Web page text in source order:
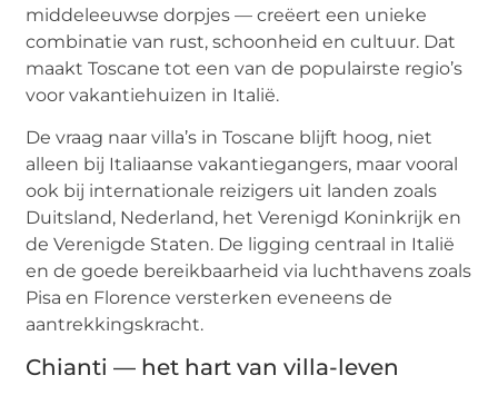
middeleeuwse dorpjes — creëert een unieke
combinatie van rust, schoonheid en cultuur. Dat
maakt Toscane tot een van de populairste regio’s
voor vakantiehuizen in Italië.
De vraag naar villa’s in Toscane blijft hoog, niet
alleen bij Italiaanse vakantiegangers, maar vooral
ook bij internationale reizigers uit landen zoals
Duitsland, Nederland, het Verenigd Koninkrijk en
de Verenigde Staten. De ligging centraal in Italië
en de goede bereikbaarheid via luchthavens zoals
Pisa en Florence versterken eveneens de
aantrekkingskracht.
Chianti — het hart van villa-leven